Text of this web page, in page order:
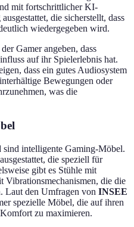
mit fortschrittlicher KI-
die sicherstellt, dass
wiedergegeben wird.
Gamer angeben, dass
auf ihr Spielerlebnis hat.
dass ein gutes Audiosystem
Bewegungen oder
was die
intelligente Gaming-Möbel.
die speziell für
gibt es Stühle mit
Vibrationsmechanismen, die die
Laut den Umfragen von INSEE
spezielle Möbel, die auf ihren
zu maximieren.